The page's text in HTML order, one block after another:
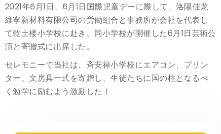
2021年6月1日、6月1日国際児童デーに際して、洛陽佳龙
維寧新材料有限公司の労働組合と事務所が会社を代表し
て乾土楼小学校に赴き、同小学校が開催した6月1日芸術公
演と寄贈式に出席した。
セレモニーで当社は、斉安禄小学校にエアコン、プリン
ター、文房具一式を寄贈し、生徒たちに国の柱となるべ
く勉学に励むよう激励した！